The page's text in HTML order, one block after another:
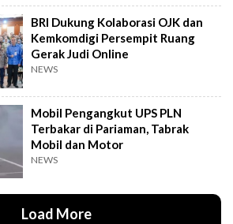
BRI Dukung Kolaborasi OJK dan
Kemkomdigi Persempit Ruang
Gerak Judi Online
NEWS
Mobil Pengangkut UPS PLN
Terbakar di Pariaman, Tabrak
Mobil dan Motor
NEWS
Load More